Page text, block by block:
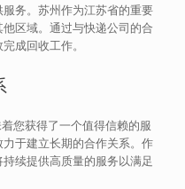
务。苏州作为江苏省的重要
区域。通过与快递公司的合
成回收工作。
您获得了一个值得信赖的服
于建立长期的合作关系。作
续提供高质量的服务以满足